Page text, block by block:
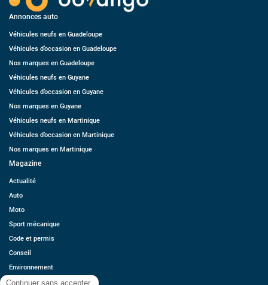
Annonces auto
Véhicules neufs en Guadeloupe
Véhicules d’occasion en Guadeloupe
Nos marques en Guadeloupe
Véhicules neufs en Guyane
Véhicules d’occasion en Guyane
Nos marques en Guyane
Véhicules neufs en Martinique
Véhicules d’occasion en Martinique
Nos marques en Martinique
Magazine
Actualité
Auto
Moto
Sport mécanique
Code et permis
Conseil
Environnement
Économie